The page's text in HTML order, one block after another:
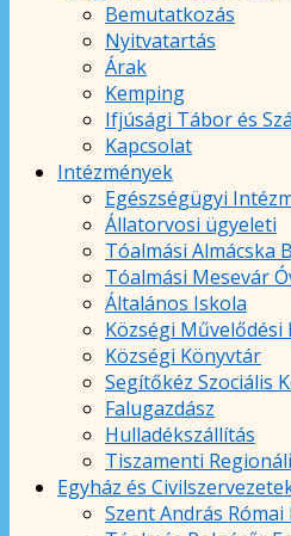
Bemutatkozás
Nyitvatartás
Árak
Kemping
Ifjúsági Tábor és
Kapcsolat
Intézmények
Egészségügyi
Állatorvosi ügyeleti
Tóalmási Almácska
Tóalmási Mesevár
Általános Iskola
Községi Művelődési
Községi Könyvtár
Segítőkéz Szociális
Falugazdász
Hulladékszállítás
Tiszamenti
Egyház és
Szent András